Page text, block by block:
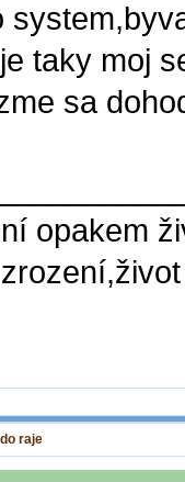
taky moj
sa
opakem
raje